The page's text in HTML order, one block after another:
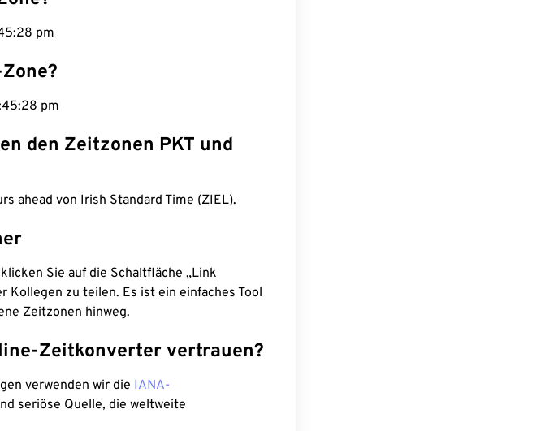
pm
pm
den Zeitzonen PKT und
ahead von Irish Standard Time (ZIEL).
Sie auf die Schaltfläche „Link
Kollegen zu teilen. Es ist ein einfaches Tool
Zeitzonen hinweg.
Zeitkonverter vertrauen?
verwenden wir die IANA-
seriöse Quelle, die weltweite